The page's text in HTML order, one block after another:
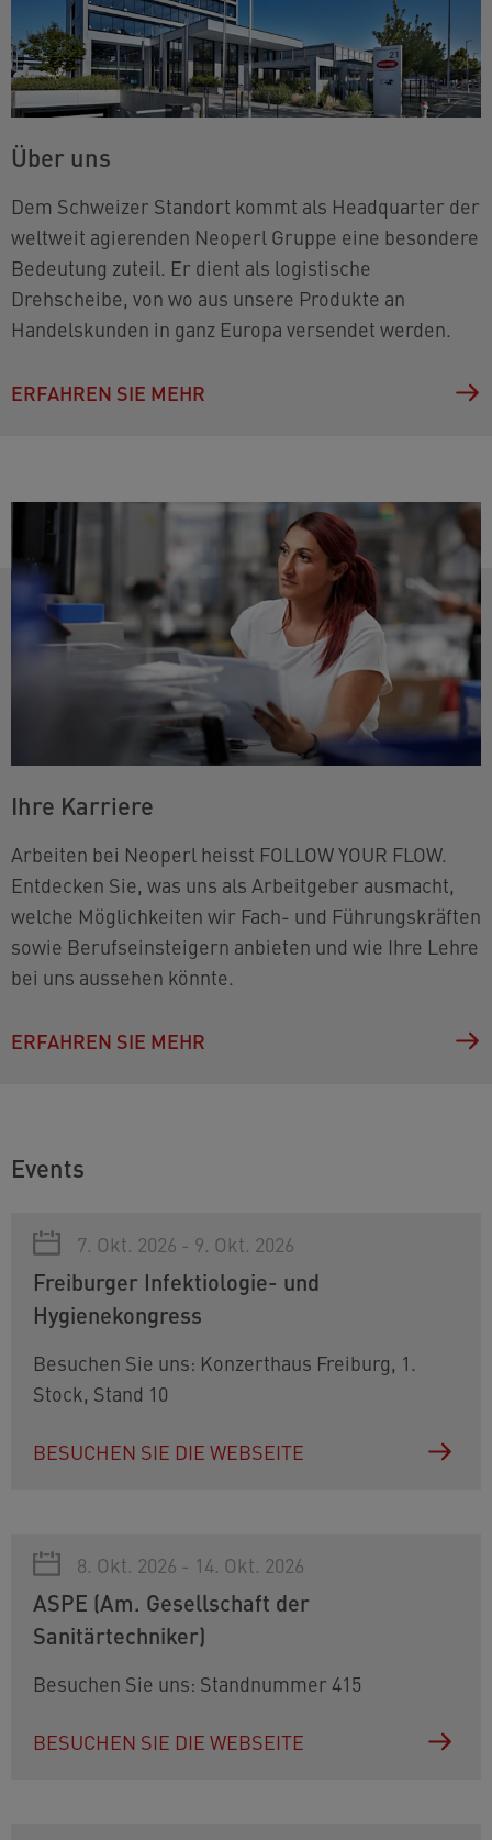
Über uns
Dem Schweizer Standort kommt als Headquarter der
weltweit agierenden Neoperl Gruppe eine besondere
Bedeutung zuteil. Er dient als logistische
Drehscheibe, von wo aus unsere Produkte an
Handelskunden in ganz Europa versendet werden.
ERFAHREN SIE MEHR
Ihre Karriere
Arbeiten bei Neoperl heisst FOLLOW YOUR FLOW.
Entdecken Sie, was uns als Arbeitgeber ausmacht,
welche Möglichkeiten wir Fach- und Führungskräften
sowie Berufseinsteigern anbieten und wie Ihre Lehre
bei uns aussehen könnte.
ERFAHREN SIE MEHR
Events
7. Okt. 2026 - 9. Okt. 2026
Freiburger Infektiologie- und
Hygienekongress
Besuchen Sie uns: Konzerthaus Freiburg, 1.
Stock, Stand 10
BESUCHEN SIE DIE WEBSEITE
8. Okt. 2026 - 14. Okt. 2026
ASPE (Am. Gesellschaft der
Sanitärtechniker)
Besuchen Sie uns: Standnummer 415
BESUCHEN SIE DIE WEBSEITE